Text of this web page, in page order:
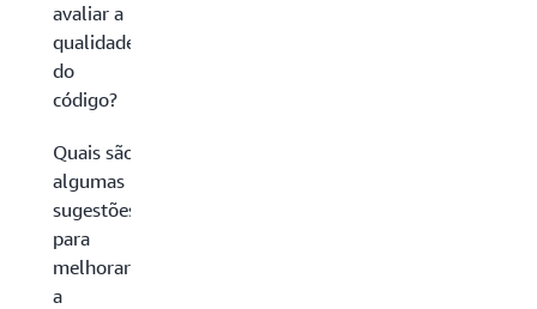
avaliar a
qualidade
do
código?
Quais são
algumas
sugestões
para
melhorar
a